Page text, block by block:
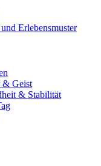
Erlebensmuster
& Geist
& Stabilität